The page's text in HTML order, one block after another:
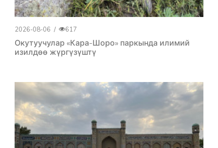
2026-08-06 / 617
Окутуучулар «Кара-Шоро» паркында илимий
изилдөө жүргүзүштү